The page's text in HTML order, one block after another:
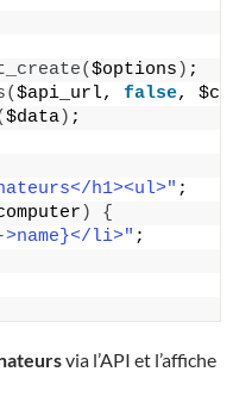
($options ) ;
($api_url, false,
$data) ;
h1><ul>" ;
)
{
li>" ;
via l’API et l’affiche